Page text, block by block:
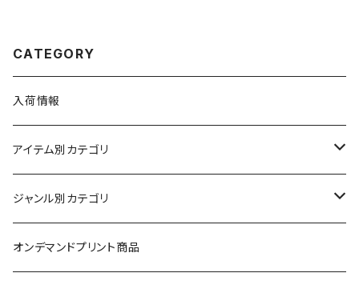
CATEGORY
入荷情報
アイテム別カテゴリ
半袖
ブラック/グレー系
長袖
ジャンル別カテゴリ
オリジナルデザイン
オンデマンドプリント商品